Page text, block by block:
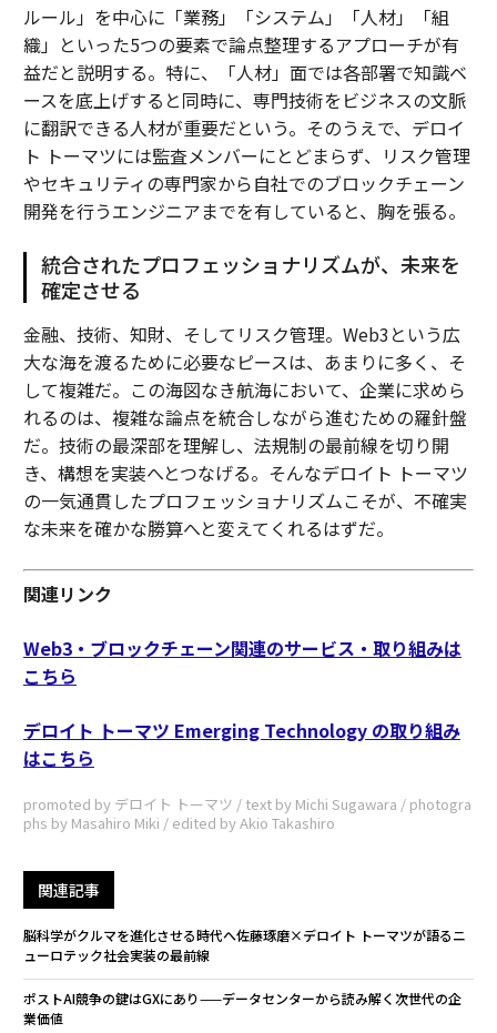
ルール」を中心に「業務」「システム」「人材」「組
織」といった5つの要素で論点整理するアプローチが有
益だと説明する。特に、「人材」面では各部署で知識ベ
ースを底上げすると同時に、専門技術をビジネスの文脈
に翻訳できる人材が重要だという。そのうえで、デロイ
ト トーマツには監査メンバーにとどまらず、リスク管理
やセキュリティの専門家から自社でのブロックチェーン
開発を行うエンジニアまでを有していると、胸を張る。
統合されたプロフェッショナリズムが、未来を
確定させる
金融、技術、知財、そしてリスク管理。Web3という広
大な海を渡るために必要なピースは、あまりに多く、そ
して複雑だ。この海図なき航海において、企業に求めら
れるのは、複雑な論点を統合しながら進むための羅針盤
だ。技術の最深部を理解し、法規制の最前線を切り開
き、構想を実装へとつなげる。そんなデロイト トーマツ
の一気通貫したプロフェッショナリズムこそが、不確実
な未来を確かな勝算へと変えてくれるはずだ。
関連リンク
Web3・ブロックチェーン関連のサービス・取り組みは
こちら
デロイト トーマツ Emerging Technology の取り組み
はこちら
promoted by デロイト トーマツ / text by Michi Sugawara / photogra
phs by Masahiro Miki / edited by Akio Takashiro
関連記事
脳科学がクルマを進化させる時代へ――佐藤琢磨×デロイト トーマツが語るニ
ューロテック社会実装の最前線
ポストAI競争の鍵はGXにあり——データセンターから読み解く次世代の企
業価値